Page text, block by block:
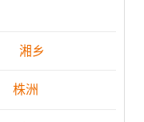
湘乡
株洲